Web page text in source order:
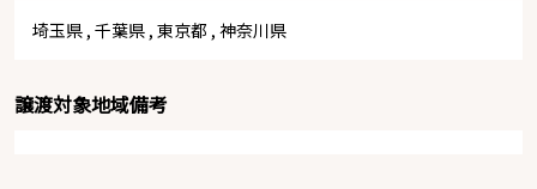
埼玉県 , 千葉県 , 東京都 , 神奈川県
譲渡対象地域備考